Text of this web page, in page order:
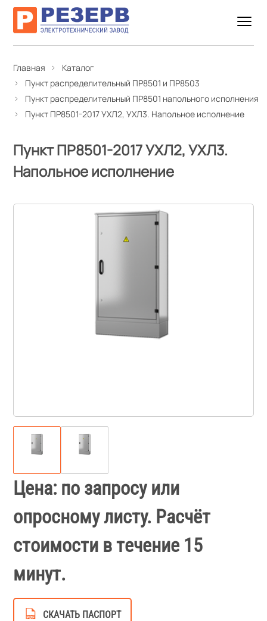
Главная
Каталог
Пункт распределительный ПР8501 и ПР8503
Пункт распределительный ПР8501 напольного исполнения
Пункт ПР8501-2017 УХЛ2, УХЛ3. Напольное исполнение
Пункт ПР8501-2017 УХЛ2, УХЛ3.
Напольное исполнение
Цена: по запросу или
опросному листу. Расчёт
стоимости в течение 15
минут.
СКАЧАТЬ ПАСПОРТ